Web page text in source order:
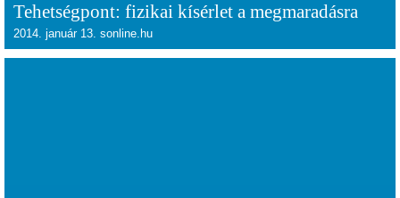
Tehetségpont: fizikai kísérlet a megmaradásra
2014. január 13. sonline.hu